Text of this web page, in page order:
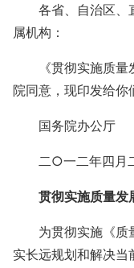
各省、自治区、
属机构：
《贯彻实施质量
院同意，现印发给你
国务院办公厅
二○一二年四月
贯彻实施质量发
为贯彻实施《质
实长远规划和解决